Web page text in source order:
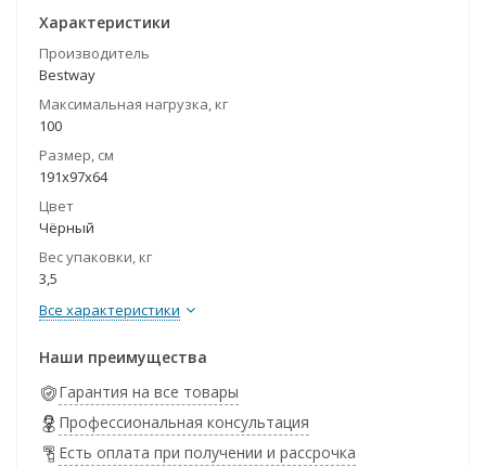
Характеристики
Производитель
Bestway
Максимальная нагрузка, кг
100
Размер, см
191x97x64
Цвет
Чёрный
Вес упаковки, кг
3,5
Все характеристики
Наши преимущества
Гарантия на все товары
Профессиональная консультация
Есть оплата при получении и рассрочка